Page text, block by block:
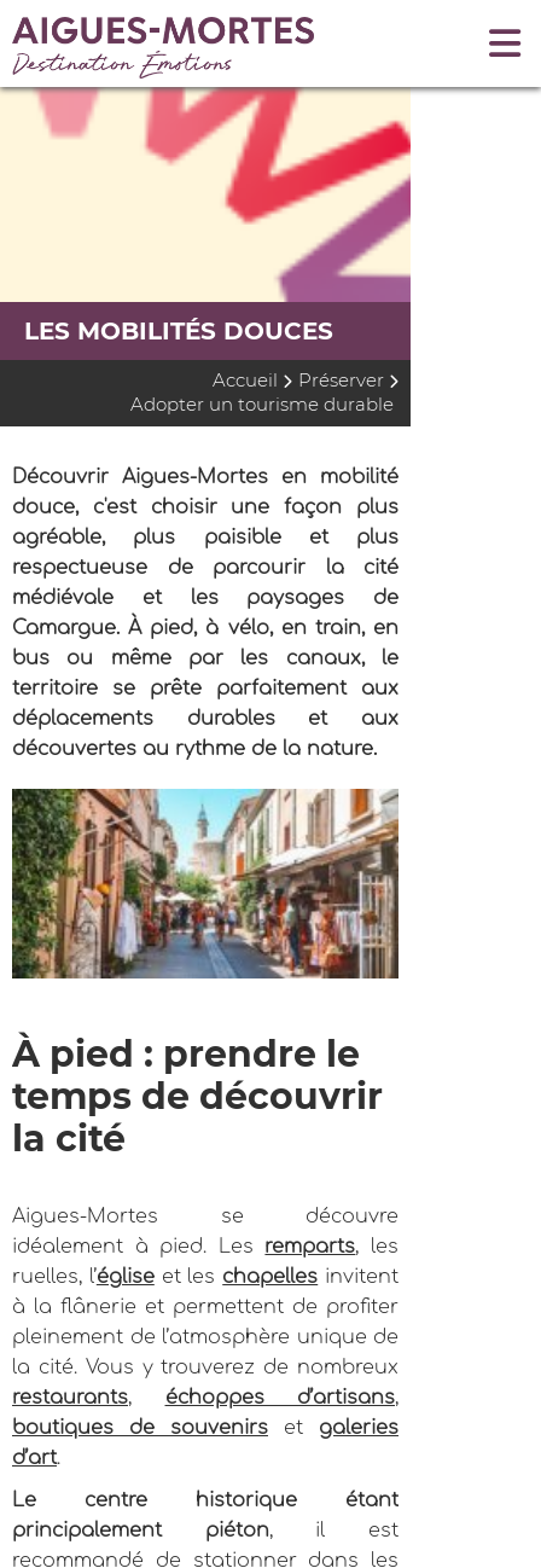
LES MOBILITÉS DOUCES
Accueil
Préserver
Adopter un tourisme durable
Découvrir Aigues-Mortes en mobilité
douce, c'est choisir une façon plus
agréable, plus paisible et plus
respectueuse de parcourir la cité
médiévale et les paysages de
Camargue. À pied, à vélo, en train, en
bus ou même par les canaux, le
territoire se prête parfaitement aux
déplacements durables et aux
découvertes au rythme de la nature.
À pied : prendre le
temps de découvrir
la cité
Aigues-Mortes se découvre
idéalement à pied. Les remparts, les
ruelles, l’égliseet les chapelles invitent
à la flânerie et permettent de profiter
pleinement de l’atmosphère unique de
la cité. Vous y trouverez de nombreux
restaurants, échoppes d’artisans,
boutiques de souvenirs et galeries
d’art.
Le centre historique étant
principalement piéton, il est
recommandé de stationner dans les